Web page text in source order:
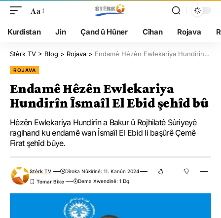
Aa
Kurdistan Jin Çand û Hûner Cîhan Rojava
Stêrk TV > Blog > Rojava > Endamê Hêzên Ewlekariya Hundirîn Îsmaîl El Ebid şehîd bû
ROJAVA
Endamê Hêzên Ewlekariya
Hundirîn Îsmaîl El Ebid şehîd bû
Hêzên Ewlekariya Hundirîn a Bakur û Rojhilatê Sûriyeyê
ragihand ku endamê wan Îsmaîl El Ebid li başûrê Çemê
Firat şehîd bûye.
Stêrk TV
Dîroka Nûkirinê: 11. Kanûn 2024
Dema Xwendinê: 1 Dq.